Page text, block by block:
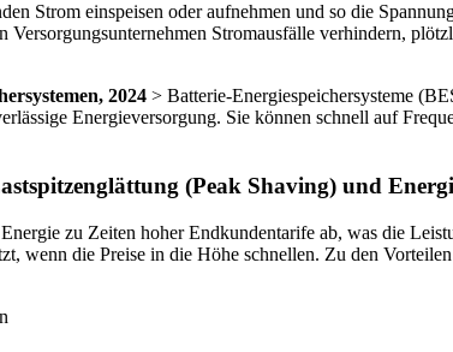
Strom einspeisen oder aufnehmen und so die
Stromausfälle verhindern,
2024 > Batterie-Energiespeichersysteme
Energieversorgung. Sie können schnell auf
(Peak Shaving) und
zu Zeiten hoher Endkundentarife ab, was die
wenn die Preise in die Höhe schnellen. Zu den